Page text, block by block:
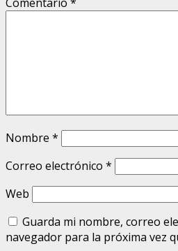
Nombre *
Correo electrónico *
Web
Guarda mi nombre, correo
navegador para la próxima vez